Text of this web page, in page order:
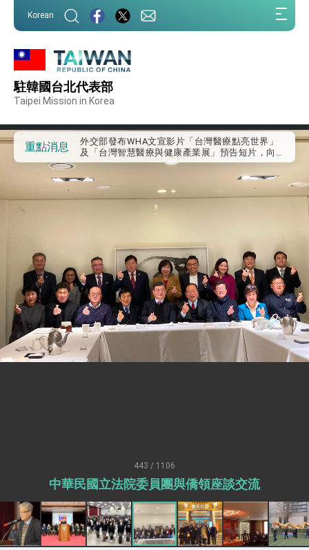
Korean
駐韓國台北代表部
Taipei Mission in Korea
重點消息
外交部重要言論
我國政府將在美國亞利桑納州設立「駐鳳凰城辦
事處」，進一步深化台美交流合作
經驗為亞太醫療照護發展開創新里程碑
外交部發布WHA文宣影片「台灣醫療點亮世界」
及「台灣智慧醫療與健康產業展」預告短片，向
世界展現台灣守護全球健康的創新能量
總統出訪史瓦帝尼返國談話 強調臺灣人有權利
走向世界 盼與理念相近國家共同維護國際秩序
堅定走向世界 賴總統抵達史瓦帝尼王國進行國是
總統農曆春節談話
台美貿易協議完成簽署達成6大目標、創5大歷史
性突破 總統強調將以3大面向加速臺灣經濟轉型
升級 籲請立院全力支持並盡速通過
臺美簽署「對等貿易協定」確立對等關稅15%且不
疊加 我輸美2072項產品豁免對等關稅
總統接受「法新社」（AFP）專訪內容
外交部長林佳龍於《外交事務》撰文指出：自由
外交部長林佳龍午宴歡迎美國聯邦參議員蓋耶哥
訪問團
外交部長林佳龍接見美國智庫「德國馬歇爾基金
會」訪問團一行，深化跨大西洋戰略夥伴關係
臺美經貿談判獲階段性成果 卓揆期勉爭取時間完
成「臺美對等貿易協定」簽署
443 / 1106
中華民國立法院委員團與僑領座談交流